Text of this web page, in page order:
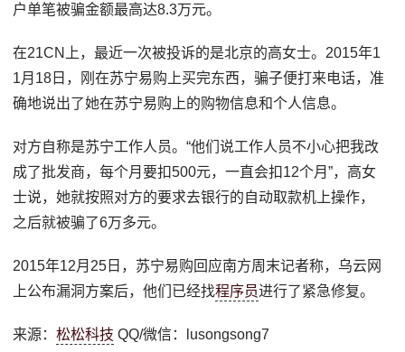
户单笔被骗金额最高达8.3万元。
在21CN上，最近一次被投诉的是北京的高女士。2015年1
1月18日，刚在苏宁易购上买完东西，骗子便打来电话，准
确地说出了她在苏宁易购上的购物信息和个人信息。
对方自称是苏宁工作人员。“他们说工作人员不小心把我改
成了批发商，每个月要扣500元，一直会扣12个月”，高女
士说，她就按照对方的要求去银行的自动取款机上操作，
之后就被骗了6万多元。
2015年12月25日，苏宁易购回应南方周末记者称，乌云网
上公布漏洞方案后，他们已经找程序员进行了紧急修复。
来源：松松科技 QQ/微信：lusongsong7